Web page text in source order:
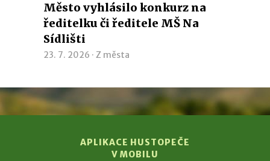
Město vyhlásilo konkurz na
ředitelku či ředitele MŠ Na
Sídlišti
23. 7. 2026 · Z města
APLIKACE HUSTOPEČE
V MOBILU